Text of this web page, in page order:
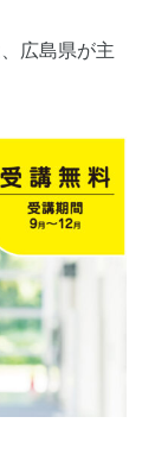
広島県が主